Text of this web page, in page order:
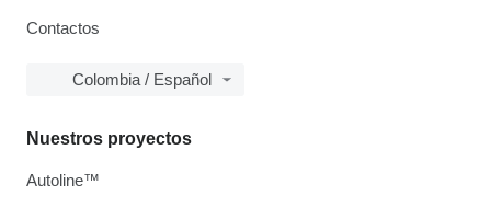
Contactos
Colombia / Español
Nuestros proyectos
Autoline™